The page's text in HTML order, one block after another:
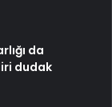
da
dudak